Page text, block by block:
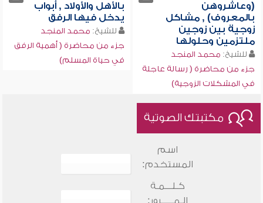
(وعاشروهن
بالمعروف) , مشاكل
زوجية بين زوجين
ملتزمين وحلولها
للشيخ: محمد المنجد
جزء من محاضرة ( رسالة عاجلة
في المشكلات الزوجية)
بالأهل والأولاد , أبواب
يدخل فيها الرفق
للشيخ: محمد المنجد
جزء من محاضرة ( أهمية الرفق
في حياة المسلم)
مكتبتك الصوتية
اسم
المستخدم:
كـلـــمـة
الـمـــــرور: